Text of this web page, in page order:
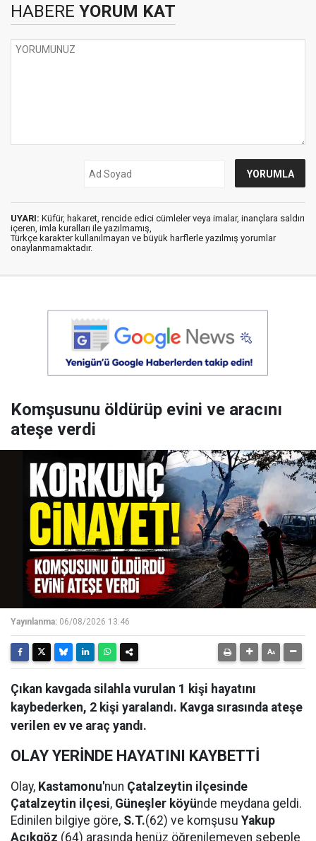
HABERE YORUM KAT
UYARI: Küfür, hakaret, rencide edici cümleler veya imalar, inançlara saldırı
içeren, imla kuralları ile yazılmamış,
Türkçe karakter kullanılmayan ve büyük harflerle yazılmış yorumlar
onaylanmamaktadır.
Komşusunu öldürüp evini ve aracını
ateşe verdi
Yayınlanma: 06/08/2026 13:46
Çıkan kavgada silahla vurulan 1 kişi hayatını
kaybederken, 2 kişi yaralandı. Kavga sırasında ateşe
verilen ev ve araç yandı.
OLAY YERİNDE HAYATINI KAYBETTİ
Olay, Kastamonu'nun Çatalzeytin ilçesinde
Çatalzeytin ilçesi, Güneşler köyünde meydana geldi.
Edinilen bilgiye göre, S.T.(62) ve komşusu Yakup
Açıkgöz (64) arasında henüz öğrenilemeyen sebeple